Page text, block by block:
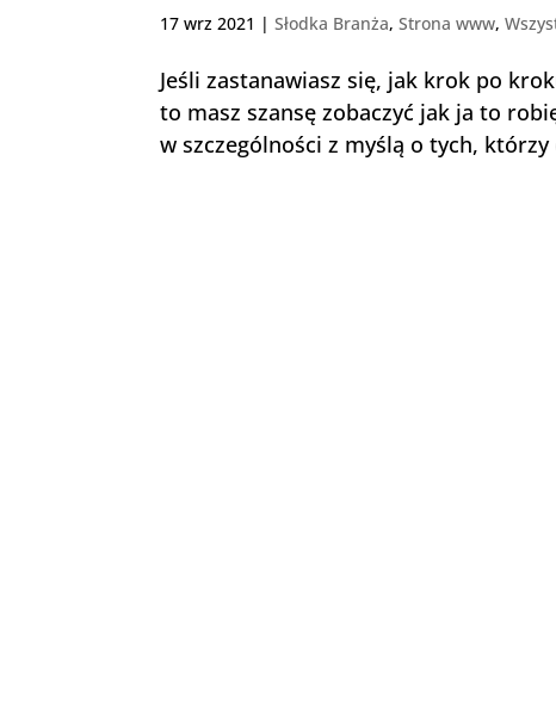
17 wrz 2021 |Słodka Branża,Strona www,
Jeśli zastanawiasz się, jak krok po
to masz szansę zobaczyć jak ja to
w szczególności z myślą o tych, którzy